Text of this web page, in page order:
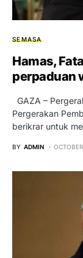
SEMASA
Hamas,
perpaduan
GAZA –
Pergerakan
berikrar untuk
BY ADMIN